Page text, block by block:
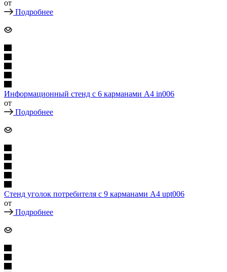
от
Подробнее
Информационный стенд с 6 карманами А4 in006
от
Подробнее
Стенд уголок потребителя с 9 карманами А4 upt006
от
Подробнее